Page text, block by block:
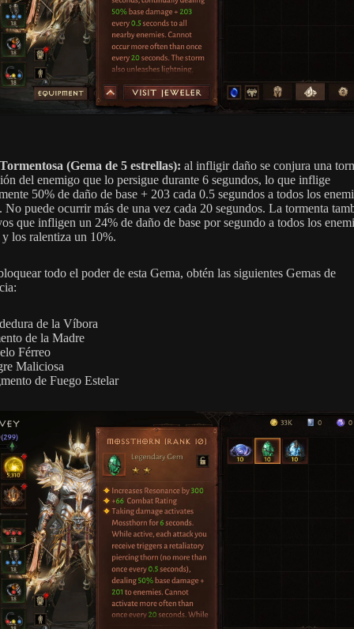
(Gema de 5 estrellas): al infligir daño se conjura una
del enemigo que lo persigue durante 6 segundos, lo que inflige
50% de daño de base + 203 cada 0.5 segundos a todos los
No puede ocurrir más de una vez cada 20 segundos. La tormenta
que infligen un 24% de daño de base por segundo a todos los
y los ralentiza un 10%.
todo el poder de esta Gema, obtén las siguientes Gemas de
de la Víbora
de la Madre
Férreo
Maliciosa
de Fuego Estelar